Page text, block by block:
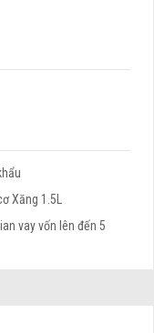
Xăng 1.5L
vay vốn lên đến 5